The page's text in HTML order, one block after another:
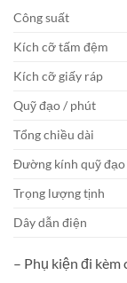
Công suất
Kích cỡ tấm đệm
Kích cỡ giấy ráp
Quỹ đạo / phút
Tổng chiều dài
Đường kính quỹ đạo
Trọng lượng tịnh
Dây dẫn điện
– Phụ kiện đi kèm